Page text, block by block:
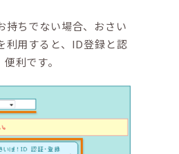
持ちでない場合、おさい
利用すると、ID登録と認
利です。